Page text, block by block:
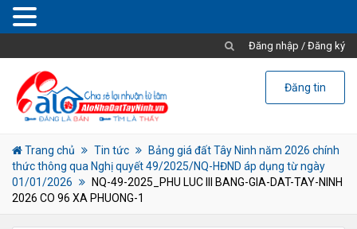
Đăng nhập / Đăng ký
Đăng tin
Trang chủ Tin tức
Bảng giá đất Tây Ninh năm 2026 chính
thức thông qua Nghị quyết 49/2025/NQ-HĐND áp dụng từ ngày
01/01/2026
NQ-49-2025_PHU LUC III BANG-GIA-DAT-TAY-NINH
2026 CO 96 XA PHUONG-1